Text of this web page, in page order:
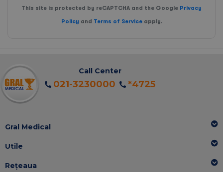
This site is protected by reCAPTCHA and the Google Privacy
Policy and Terms of Serviceapply.
Call Center
021-3230000 *4725
Gral Medical
Utile
Rețeaua